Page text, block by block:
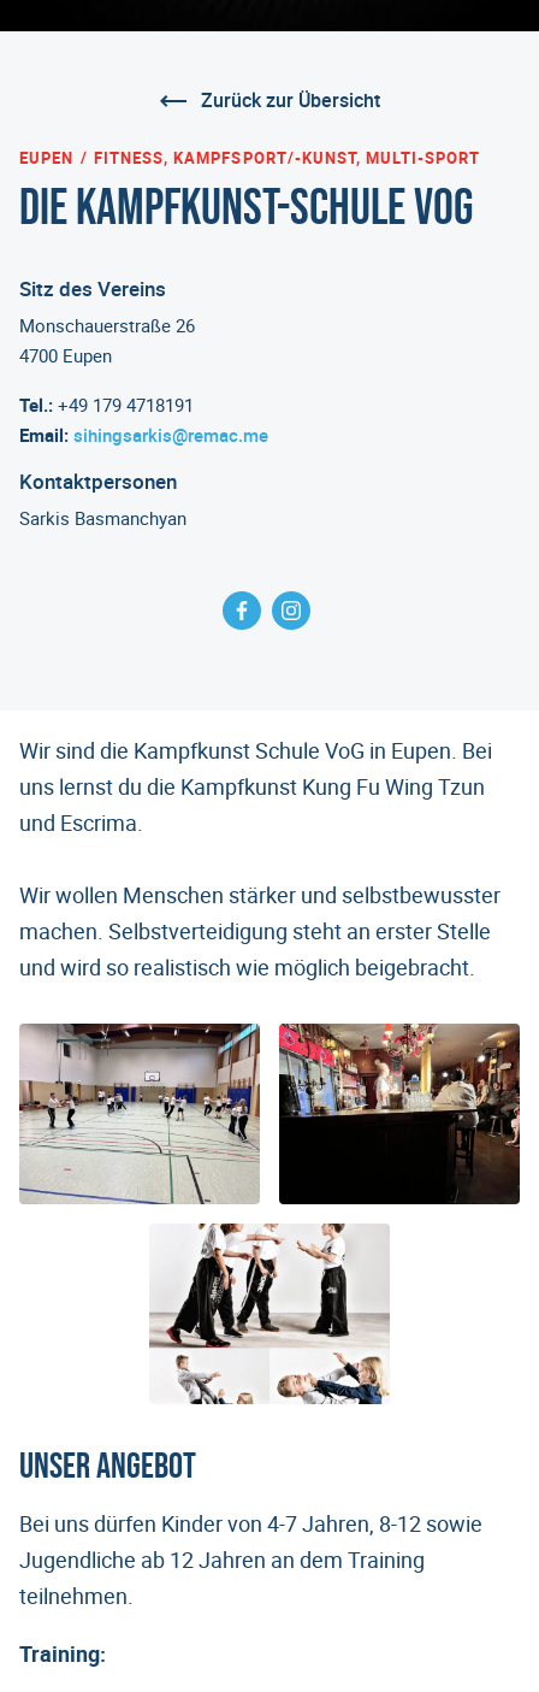
Zurück zur Übersicht
EUPEN FITNESS, KAMPFSPORT/-KUNST, MULTI-SPORT
Die Kampfkunst-Schule VoG
Sitz des Vereins
Monschauerstraße 26
4700 Eupen
Tel.: +49 179 4718191
Email: sihingsarkis@remac.me
Kontaktpersonen
Sarkis Basmanchyan
Wir sind die Kampfkunst Schule VoG in Eupen. Bei
uns lernst du die Kampfkunst Kung Fu Wing Tzun
und Escrima.
Wir wollen Menschen stärker und selbstbewusster
machen. Selbstverteidigung steht an erster Stelle
und wird so realistisch wie möglich beigebracht.
Unser Angebot
Bei uns dürfen Kinder von 4-7 Jahren, 8-12 sowie
Jugendliche ab 12 Jahren an dem Training
teilnehmen.
Training: